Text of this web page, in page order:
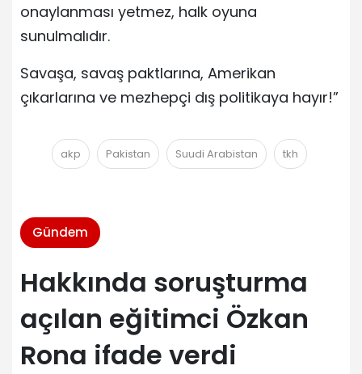
onaylanması yetmez, halk oyuna
sunulmalıdır.
Savaşa, savaş paktlarına, Amerikan
çıkarlarına ve mezhepçi dış politikaya hayır!”
akp Pakistan Suudi Arabistan tkh
Gündem
Hakkında soruşturma
açılan eğitimci Özkan
Rona ifade verdi